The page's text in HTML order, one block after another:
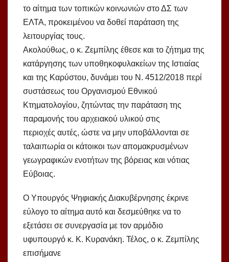
το αίτημα των τοπικών κοινωνιών στο ΔΣ των
ΕΛΤΑ, προκειμένου να δοθεί παράταση της
λειτουργίας τους.
Ακολούθως, ο κ. Ζεμπίλης έθεσε και το ζήτημα της
κατάργησης των υποθηκοφυλακείων της Ιστιαίας
και της Καρύστου, δυνάμει του Ν. 4512/2018 περί
συστάσεως του Οργανισμού Εθνικού
Κτηματολογίου, ζητώντας την παράταση της
παραμονής του αρχειακού υλικού στις
περιοχές αυτές, ώστε να μην υποβάλλονται σε
ταλαιπωρία οι κάτοικοι των απομακρυσμένων
γεωγραφικών ενοτήτων της βόρειας και νότιας
Εύβοιας.
Ο Υπουργός Ψηφιακής Διακυβέρνησης έκρινε
εύλογο το αίτημα αυτό και δεσμεύθηκε να το
εξετάσει σε συνεργασία με τον αρμόδιο
υφυπουργό κ. Κ. Κυρανάκη. Τέλος, ο κ. Ζεμπίλης
επισήμανε